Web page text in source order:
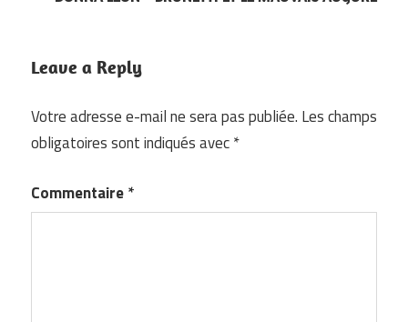
Leave a Reply
Votre adresse e-mail ne sera pas publiée. Les champs
obligatoires sont indiqués avec*
Commentaire*